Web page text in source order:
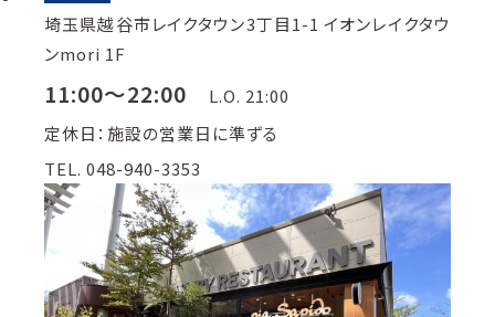
埼玉県越谷市レイクタウン3丁目1-1 イオンレイクタウ
ンmori 1F
11:00～22:00
L.O. 21:00
定休日：施設の営業日に準ずる
TEL. 048-940-3353